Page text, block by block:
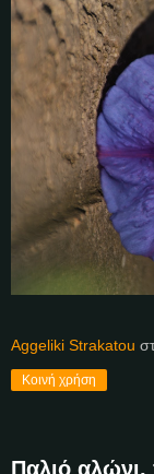
Aggeliki Strakatou
Κοινή χρήση
Παλιό